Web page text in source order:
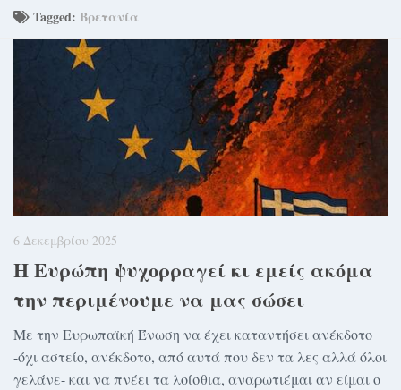
Ρίζα & Διάρκεια
Στοχασμοί & αποφθέγματα
Διαφήμιση
Γίνετε συνδρομητής
Μόνο για συνδρομητές
Tagged: Βρετανία
6 Δεκεμβρίου 2025
Η Ευρώπη ψυχορραγεί κι εμείς ακόμα
την περιμένουμε να μας σώσει
Με την Ευρωπαϊκή Ένωση να έχει καταντήσει ανέκδοτο
-όχι αστείο, ανέκδοτο, από αυτά που δεν τα λες αλλά όλοι
γελάνε- και να πνέει τα λοίσθια, αναρωτιέμαι αν είμαι ο